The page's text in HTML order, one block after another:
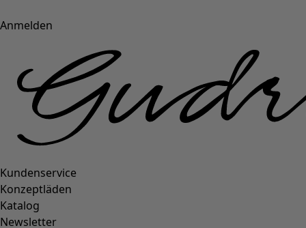
Anmelden
Kundenservice
Konzeptläden
Katalog
Newsletter